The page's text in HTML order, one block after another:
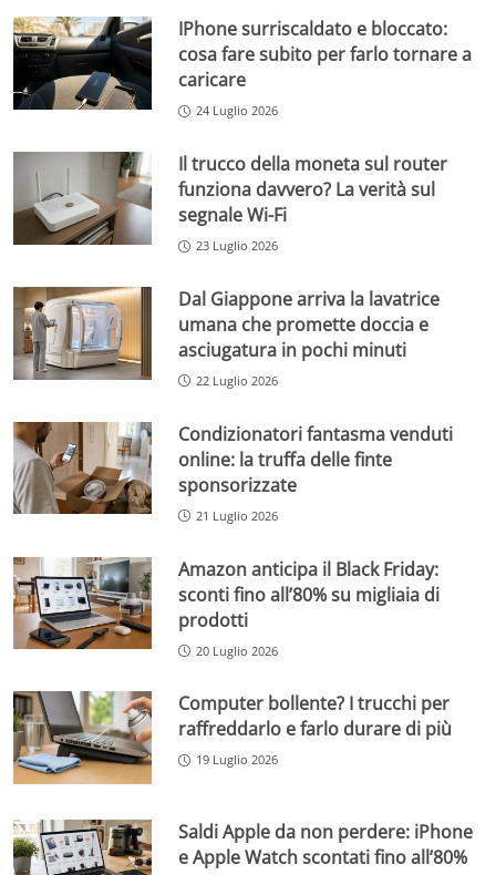
IPhone surriscaldato e bloccato:
cosa fare subito per farlo tornare a
caricare
24 Luglio 2026
Il trucco della moneta sul router
funziona davvero? La verità sul
segnale Wi-Fi
23 Luglio 2026
Dal Giappone arriva la lavatrice
umana che promette doccia e
asciugatura in pochi minuti
22 Luglio 2026
Condizionatori fantasma venduti
online: la truffa delle finte
sponsorizzate
21 Luglio 2026
Amazon anticipa il Black Friday:
sconti fino all’80% su migliaia di
prodotti
20 Luglio 2026
Computer bollente? I trucchi per
raffreddarlo e farlo durare di più
19 Luglio 2026
Saldi Apple da non perdere: iPhone
e Apple Watch scontati fino all’80%